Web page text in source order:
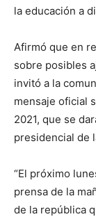
la educación a
Afirmó que en
sobre posibles
invitó a la
mensaje oficial
2021, que se
presidencial de
“El próximo
prensa de la
de la república